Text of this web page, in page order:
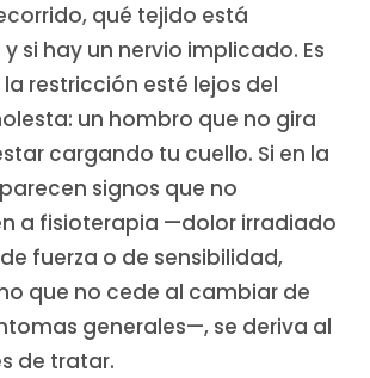
qué tejido está
si hay un nervio implicado. Es
restricción esté lejos del
un hombro que no gira
cargando tu cuello. Si en la
signos que no
a fisioterapia —dolor irradiado
fuerza o de sensibilidad,
que no cede al cambiar de
generales—, se deriva al
de tratar.